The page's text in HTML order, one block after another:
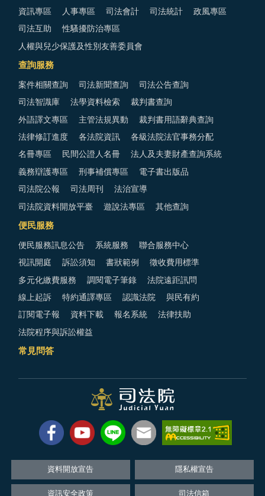
資訊專區 人事專區 司法會計 司法統計 政風專區
司法互助 性騷擾防治專區
人權與兒少保護及性別友善委員會
查詢服務
案件相關查詢 司法新聞查詢 司法公告查詢
司法智識庫 法學資料檢索 裁判書查詢
外語譯文專區 主管法規異動 裁判書用語辭典查詢
法律修訂進度 各法院資訊 各級法院法官事務分配
名冊專區 民間公證人名冊 法人及夫妻財產查詢系統
義務辯護專區 刑事補償專區 電子書出版品
司法院公報 司法周刊 法治宣導
司法院資料開放平臺 遊說法專區 其他查詢
便民服務
便民服務訊息公告 系統服務 聯合服務中心
視訊開庭 訴訟須知 書狀範例 徵收費用標準
多元化繳費服務 調閱電子筆錄 法院遠距訊問
線上起訴 特約通譯專區 認識法院 與民有約
訂閱電子報 資料下載 報名系統 法律扶助
法院程序與訴訟權益
常見問答
資料開放宣告 隱私權宣告
資訊安全政策 司法信箱